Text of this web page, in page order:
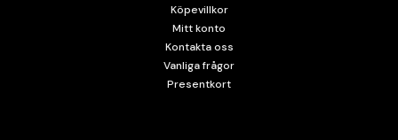
Köpevillkor
Mitt konto
Kontakta oss
Vanliga frågor
Presentkort